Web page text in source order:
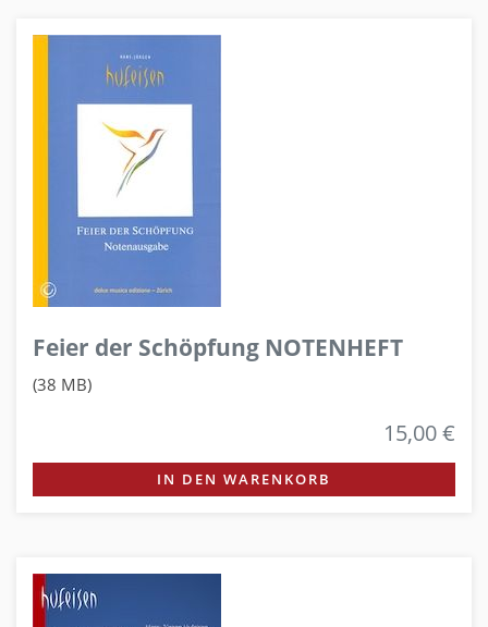
Feier der Schöpfung NOTENHEFT
(38 MB)
15,00 €
IN DEN WARENKORB